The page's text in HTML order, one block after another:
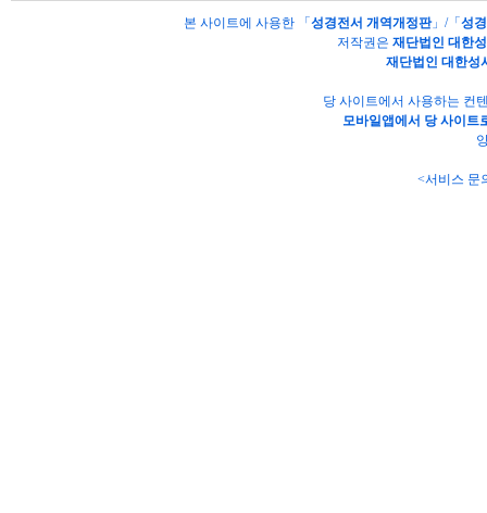
본 사이트에 사용한 「 성경전서 개역개정판」/「 성
저작권은 재단법인 대한
재단법인 대한성
당 사이트에서 사용하는 컨
모바일앱에서 당 사이트
<서비스 문